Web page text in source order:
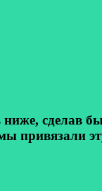
сделав
привязали